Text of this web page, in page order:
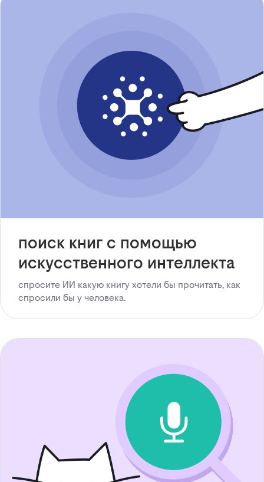
поиск книг с помощью
искусственного интеллекта
спросите ИИ какую книгу хотели бы прочитать, как
спросили бы у человека.